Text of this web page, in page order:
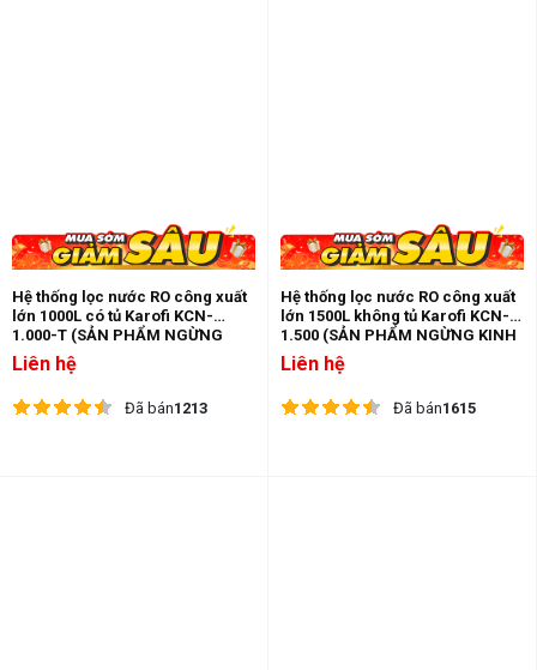
Hệ thống lọc nước RO công xuất
lớn 1000L có tủ Karofi KCN-
1.000-T (SẢN PHẨM NGỪNG
KINH DOANH)
Liên hệ
Đã bán1213
Hệ thống lọc nước RO công xuất
lớn 1500L không tủ Karofi KCN-
1.500 (SẢN PHẨM NGỪNG KINH
DOANH)
Liên hệ
Đã bán1615